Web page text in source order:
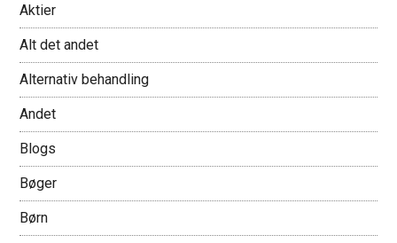
Aktier
Alt det andet
Alternativ behandling
Andet
Blogs
Bøger
Børn